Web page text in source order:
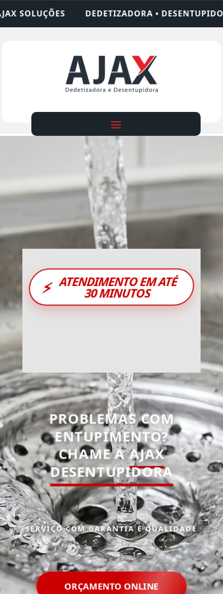
• DESENTUPIDORA • LIMPEZA DE FOSSA
⚡ ATENDIMENTO EM ATÉ
30 MINUTOS
PROBLEMAS COM
ENTUPIMENTO?
CHAME AAJAX
DESENTUPIDORA
SERVIÇO COM GARANTIA E QUALIDADE
ORÇAMENTO ONLINE